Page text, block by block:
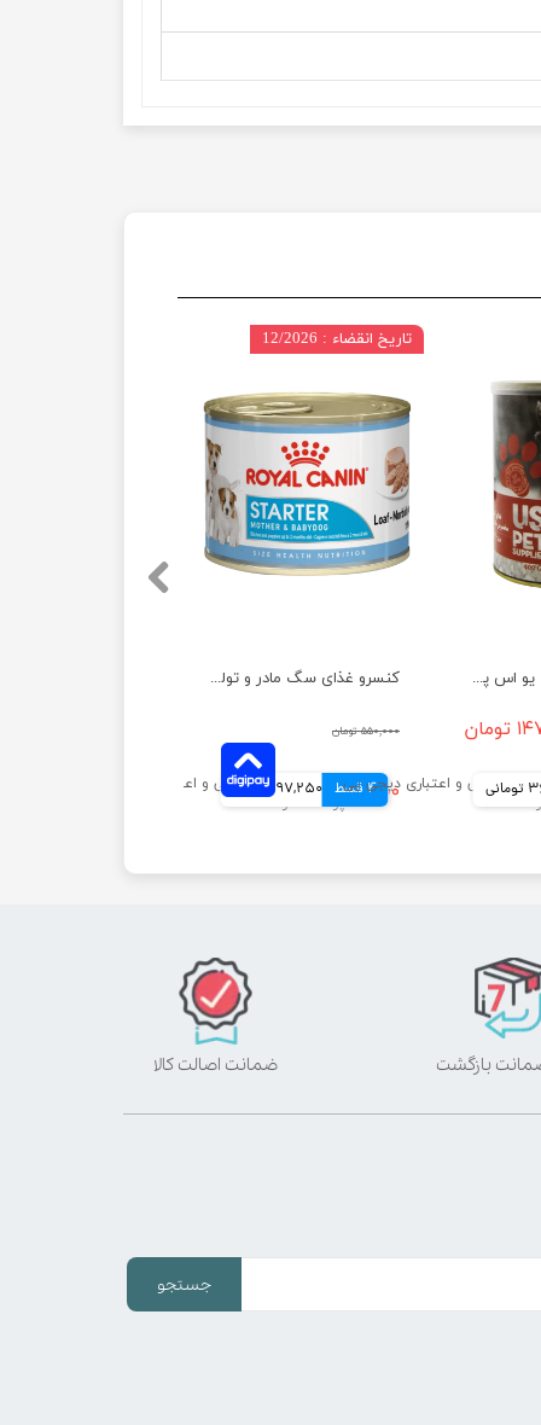
کنسرو غذای سگ مادر و توله استارتر رویال کنین وزن ۱۹۵ گرم
۵۵۰,۰۰۰ تومان
۳۸۹,۰۰۰ تومان
4 قسط 97,250 تومانی
تاریخ انقضاء : 12/2026
کنسرو غذای سگ یو اس پت مدل گوشت وزن 400 گرم
ضمانت اصالت کالا
جستجو